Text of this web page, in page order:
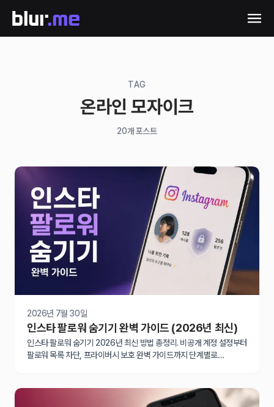
TAG
온라인 모자이크
20개 포스트
2026년 7월 30일
인스타 팔로워 숨기기 완벽 가이드 (2026년 최신)
인스타 팔로워 숨기기 2026년 최신 방법 총정리. 비공개 계정 설정부터
팔로워 목록 차단, 프라이버시 보호 완벽 가이드까지 단계별로